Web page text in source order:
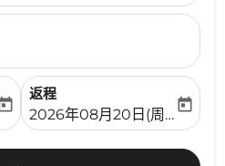
date-aria-label
返程
fc-booking-return-date-
2026年08月20日(周四)
today